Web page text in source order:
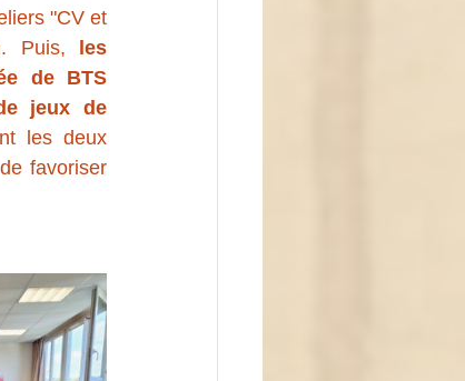
"CV et
Puis,
les
de BTS
jeux de
les deux
favoriser